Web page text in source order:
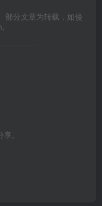
部分文章为转载，如侵
。
。